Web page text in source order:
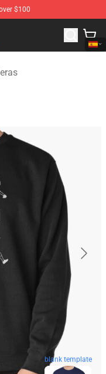
$100
Merchandise Shop
blank template